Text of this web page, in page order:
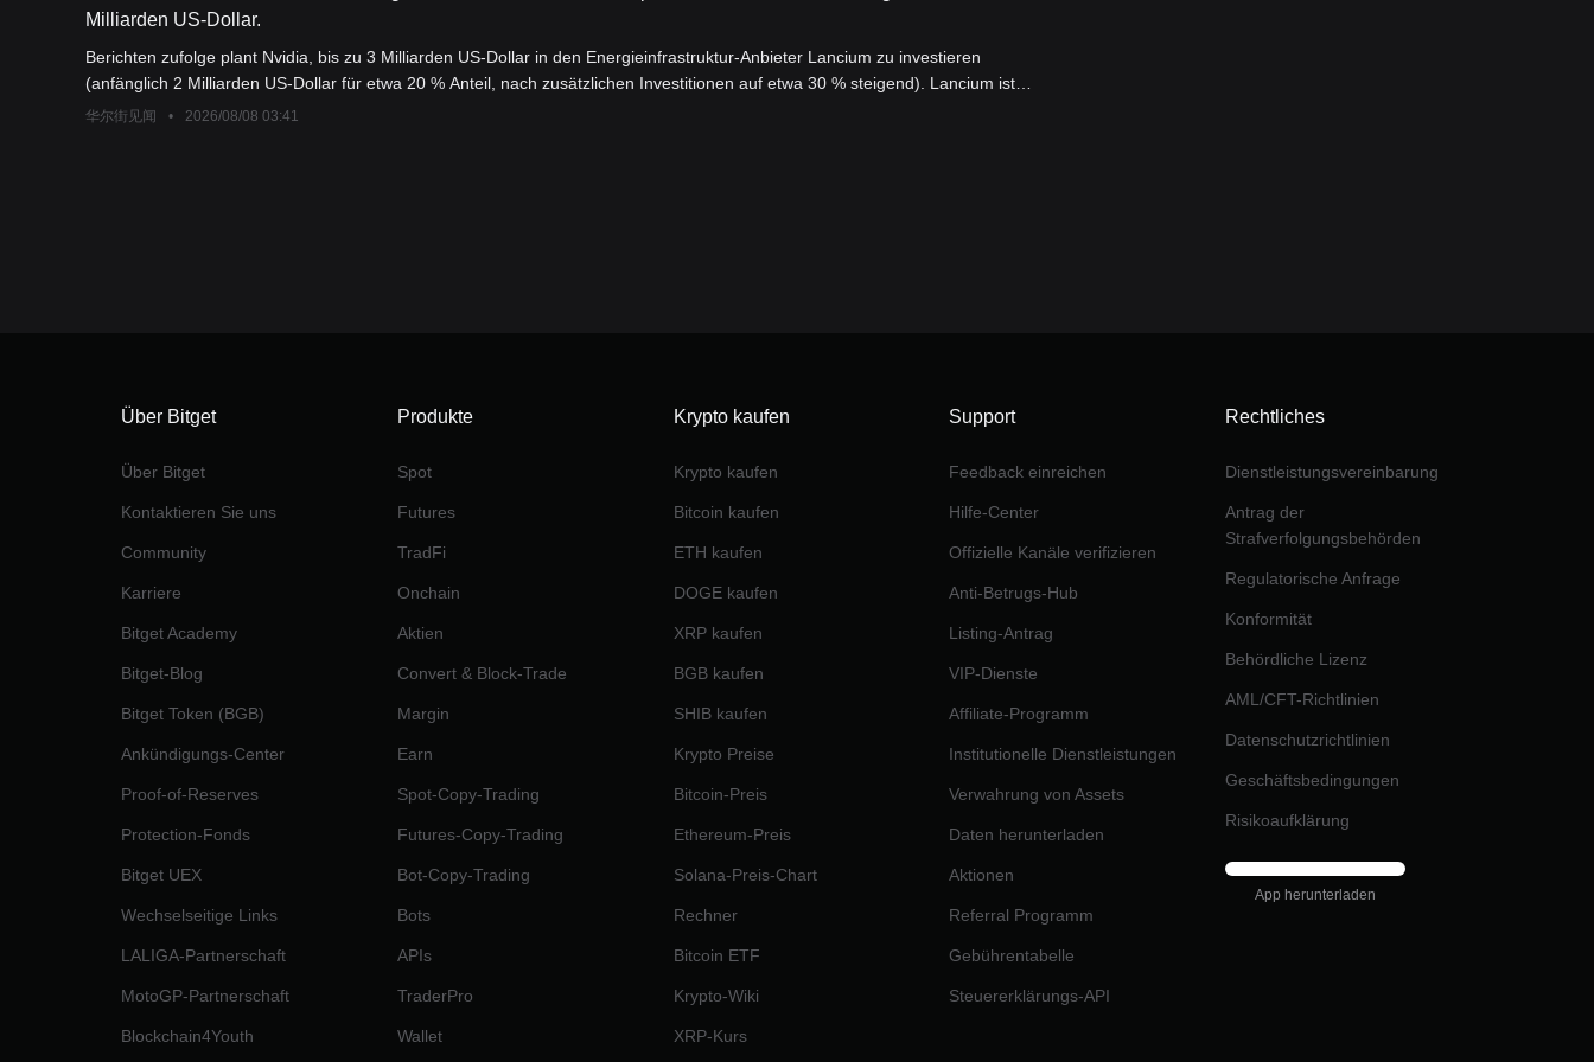
Milliarden US-Dollar.
Berichten zufolge plant Nvidia, bis zu 3 Milliarden US-Dollar in den Energieinfrastruktur-Anbieter Lancium zu investieren
(anfänglich 2 Milliarden US-Dollar für etwa 20 % Anteil, nach zusätzlichen Investitionen auf etwa 30 % steigend). Lancium ist
der Stromlieferant für OpenAI „Star Gate“ AI-Campus und hat bereits in Texas 4 Gigawatt Energiequellen gesichert.
华尔街见闻 • 2026/08/08 03:41
Über Bitget
Über Bitget
Kontaktieren Sie uns
Community
Karriere
Bitget Academy
Bitget-Blog
Bitget Token (BGB)
Ankündigungs-Center
Proof-of-Reserves
Protection-Fonds
Bitget UEX
Wechselseitige Links
LALIGA-Partnerschaft
MotoGP-Partnerschaft
Blockchain4Youth
Produkte
Spot
Futures
TradFi
Onchain
Aktien
Convert & Block-Trade
Margin
Earn
Spot-Copy-Trading
Futures-Copy-Trading
Bot-Copy-Trading
Bots
APIs
TraderPro
Wallet
Krypto kaufen
Krypto kaufen
Bitcoin kaufen
ETH kaufen
DOGE kaufen
XRP kaufen
BGB kaufen
SHIB kaufen
Krypto Preise
Bitcoin-Preis
Ethereum-Preis
Solana-Preis-Chart
Rechner
Bitcoin ETF
Krypto-Wiki
XRP-Kurs
Support
Feedback einreichen
Hilfe-Center
Offizielle Kanäle verifizieren
Anti-Betrugs-Hub
Listing-Antrag
VIP-Dienste
Affiliate-Programm
Institutionelle Dienstleistungen
Verwahrung von Assets
Daten herunterladen
Aktionen
Referral Programm
Gebührentabelle
Steuererklärungs-API
Rechtliches
Dienstleistungsvereinbarung
Antrag der
Strafverfolgungsbehörden
Regulatorische Anfrage
Konformität
Behördliche Lizenz
AML/CFT-Richtlinien
Datenschutzrichtlinien
Geschäftsbedingungen
Risikoaufklärung
App herunterladen